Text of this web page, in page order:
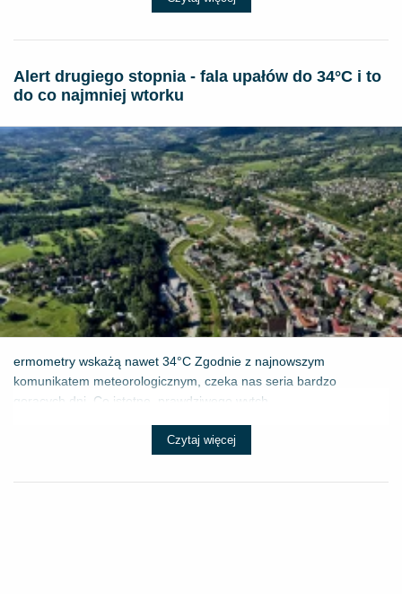
Alert drugiego stopnia - fala upałów do 34°C i to
do co najmniej wtorku
ermometry wskażą nawet 34°C Zgodnie z najnowszym
komunikatem meteorologicznym, czeka nas seria bardzo
gorących dni. Co istotne, prawdziwego wytch...
Czytaj więcej